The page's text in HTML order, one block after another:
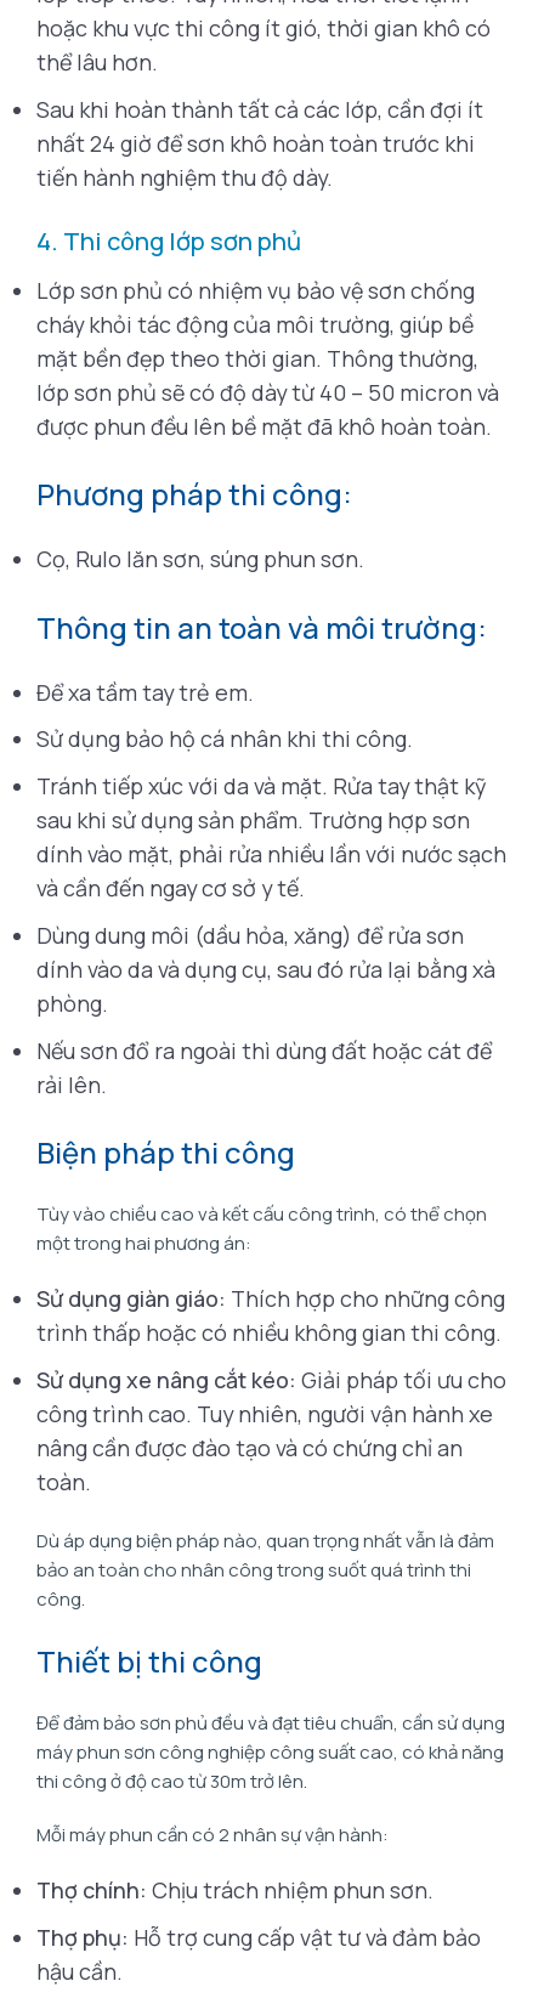
hoặc khu vực thi công ít gió, thời gian khô có
thể lâu hơn.
Sau khi hoàn thành tất cả các lớp, cần đợi ít
nhất 24 giờ để sơn khô hoàn toàn trước khi
tiến hành nghiệm thu độ dày.
4. Thi công lớp sơn phủ
Lớp sơn phủ có nhiệm vụ bảo vệ sơn chống
cháy khỏi tác động của môi trường, giúp bề
mặt bền đẹp theo thời gian. Thông thường,
lớp sơn phủ sẽ có độ dày từ 40 – 50 micron và
được phun đều lên bề mặt đã khô hoàn toàn.
Phương pháp thi công:
Cọ, Rulo lăn sơn, súng phun sơn.
Thông tin an toàn và môi trường:
Để xa tầm tay trẻ em.
Sử dụng bảo hộ cá nhân khi thi công.
Tránh tiếp xúc với da và mặt. Rửa tay thật kỹ
sau khi sử dụng sản phẩm. Trường hợp sơn
dính vào mặt, phải rửa nhiều lần với nước sạch
và cần đến ngay cơ sở y tế.
Dùng dung môi (dầu hỏa, xăng) để rửa sơn
dính vào da và dụng cụ, sau đó rửa lại bằng xà
phòng.
Nếu sơn đổ ra ngoài thì dùng đất hoặc cát để
rải lên.
Biện pháp thi công
Tùy vào chiều cao và kết cấu công trình, có thể chọn
một trong hai phương án:
Sử dụng giàn giáo: Thích hợp cho những công
trình thấp hoặc có nhiều không gian thi công.
Sử dụng xe nâng cắt kéo: Giải pháp tối ưu cho
công trình cao. Tuy nhiên, người vận hành xe
nâng cần được đào tạo và có chứng chỉ an
toàn.
Dù áp dụng biện pháp nào, quan trọng nhất vẫn là đảm
bảo an toàn cho nhân công trong suốt quá trình thi
công.
Thiết bị thi công
Để đảm bảo sơn phủ đều và đạt tiêu chuẩn, cần sử dụng
máy phun sơn công nghiệp công suất cao, có khả năng
thi công ở độ cao từ 30m trở lên.
Mỗi máy phun cần có 2 nhân sự vận hành:
Thợ chính: Chịu trách nhiệm phun sơn.
Thợ phụ: Hỗ trợ cung cấp vật tư và đảm bảo
hậu cần.